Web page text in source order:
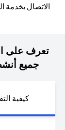
الاتصال بخدمة
تعرف على
جميع
كيفية